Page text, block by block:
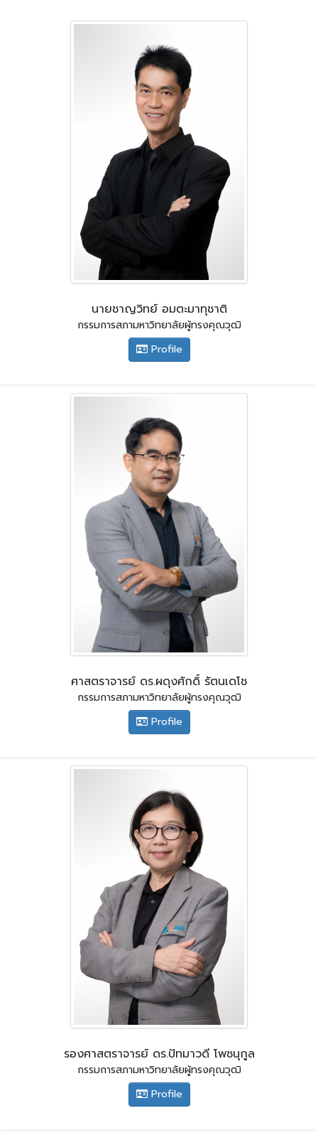
นายชาญวิทย์ อมตะมาทุชาติ
กรรมการสภามหาวิทยาลัยผู้ทรงคุณวุฒิ
Profile
ศาสตราจารย์ ดร.ผดุงศักดิ์ รัตนเดโช
กรรมการสภามหาวิทยาลัยผู้ทรงคุณวุฒิ
Profile
รองศาสตราจารย์ ดร.ปัทมาวดี โพชนุกูล
กรรมการสภามหาวิทยาลัยผู้ทรงคุณวุฒิ
Profile